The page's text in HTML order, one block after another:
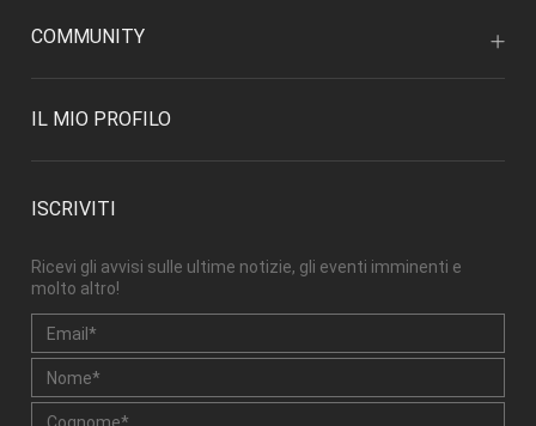
COMMUNITY
IL MIO PROFILO
ISCRIVITI
Ricevi gli avvisi sulle ultime notizie, gli eventi imminenti e
molto altro!